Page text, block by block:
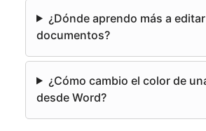
¿Dónde aprendo más a
documentos?
¿Cómo cambio el color de
desde Word?